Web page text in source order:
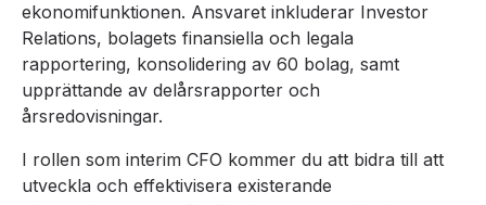
ekonomifunktionen. Ansvaret inkluderar Investor
Relations, bolagets finansiella och legala
rapportering, konsolidering av 60 bolag, samt
upprättande av delårsrapporter och
årsredovisningar.
I rollen som interim CFO kommer du att bidra till att
utveckla och effektivisera existerande